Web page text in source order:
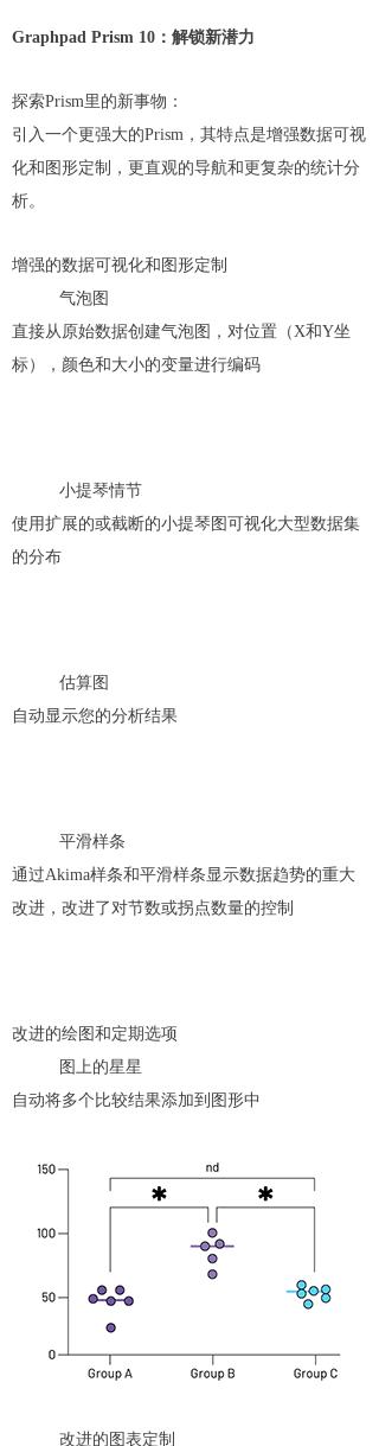
Graphpad Prism 10：解锁新潜力
探索Prism里的新事物：
引入一个更强大的Prism，其特点是增强数据可视
化和图形定制，更直观的导航和更复杂的统计分
析。
增强的数据可视化和图形定制
气泡图
直接从原始数据创建气泡图，对位置（X和Y坐
标），颜色和大小的变量进行编码
小提琴情节
使用扩展的或截断的小提琴图可视化大型数据集
的分布
估算图
自动显示您的分析结果
平滑样条
通过Akima样条和平滑样条显示数据趋势的重大
改进，改进了对节数或拐点数量的控制
改进的绘图和定期选项
图上的星星
自动将多个比较结果添加到图形中
改进的图表定制